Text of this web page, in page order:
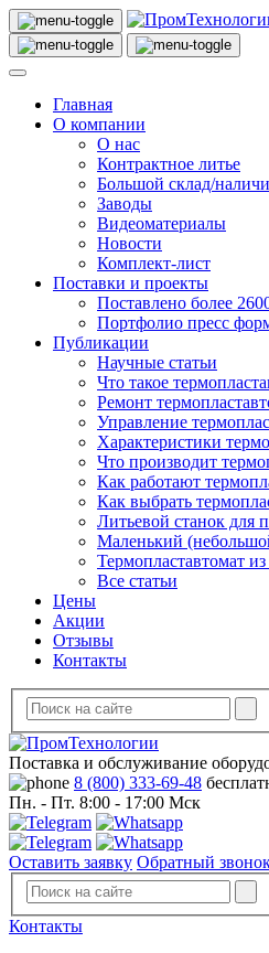
Главная
О компании
О нас
Контрактное литье
Большой склад/
Заводы
Видеоматериалы
Новости
Комплект-лист
Поставки и проекты
Поставлено более
Портфолио пресс
Публикации
Научные статьи
Что такое
Ремонт
Управление
Характеристики
Что производит
Как работают
Как выбрать
Литьевой станок для
Маленький
Термопластавтомат
Все статьи
Цены
Акции
Отзывы
Контакты
Поставка и обслуживание
8 (800) 333-69-48
Пн. - Пт. 8:00 - 17:00 Мск
Оставить заявку Обратный
Контакты